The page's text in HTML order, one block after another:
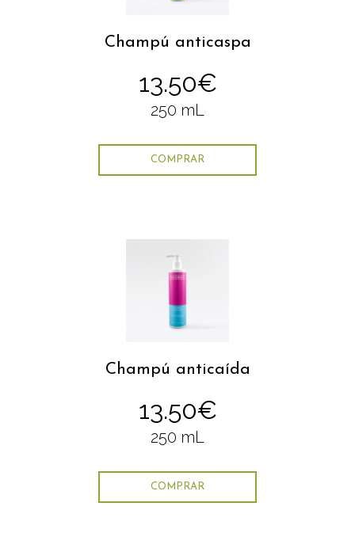
Champú anticaspa
13.50€
250 mL
COMPRAR
Champú anticaída
13.50€
250 mL
COMPRAR